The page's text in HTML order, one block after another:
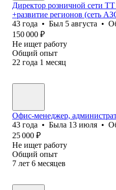
Директор розничной сети
+развитие регионов (сеть
43 года • Был 5 августа •
150 000 ₽
Не ищет работу
Общий опыт
22 года 1 месяц
Офис-менеджер,
43 года • Была 13 июля •
25 000 ₽
Не ищет работу
Общий опыт
7 лет 6 месяцев